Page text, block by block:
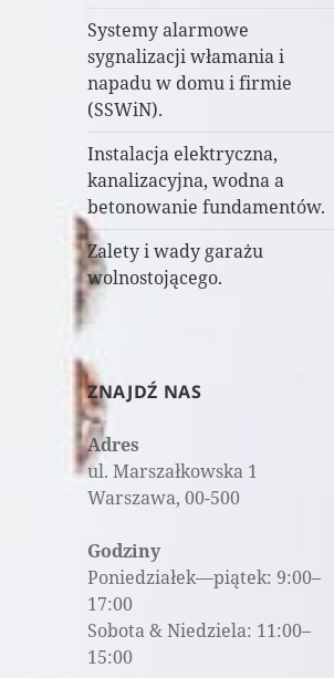
Systemy alarmowe
sygnalizacji włamania i
napadu w domu i firmie
(SSWiN).
Instalacja elektryczna,
kanalizacyjna, wodna a
betonowanie fundamentów.
Zalety i wady garażu
wolnostojącego.
ZNAJDŹ NAS
Adres
ul. Marszałkowska 1
Warszawa, 00-500
Godziny
Poniedziałek—piątek: 9:00–
17:00
Sobota & Niedziela: 11:00–
15:00